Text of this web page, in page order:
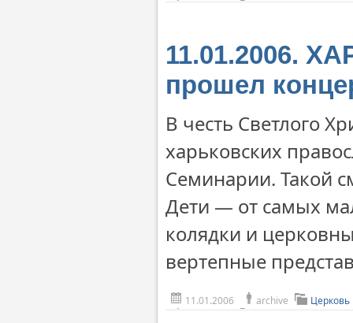
11.01.2006.
прошел
В честь Светлого
харьковских
Семинарии. Такой
Дети — от самых
колядки и
вертепные
11.01.2006 archive